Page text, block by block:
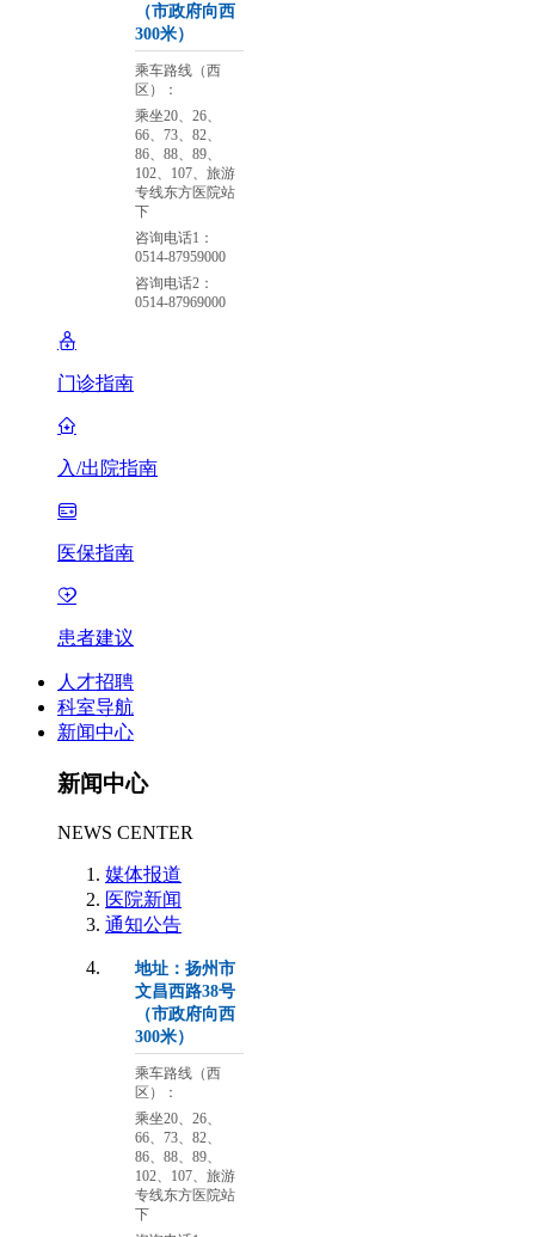
（市政府向西
300米）
乘车路线（西
区）：
乘坐20、26、
66、73、82、
86、88、89、
102、107、旅游
专线东方医院站
下
咨询电话1：
0514-87959000
咨询电话2：
0514-87969000
门诊指南
入/出院指南
医保指南
患者建议
人才招聘
科室导航
新闻中心
新闻中心
NEWS CENTER
媒体报道
医院新闻
通知公告
地址：扬州市
文昌西路38号
（市政府向西
300米）
乘车路线（西
区）：
乘坐20、26、
66、73、82、
86、88、89、
102、107、旅游
专线东方医院站
下